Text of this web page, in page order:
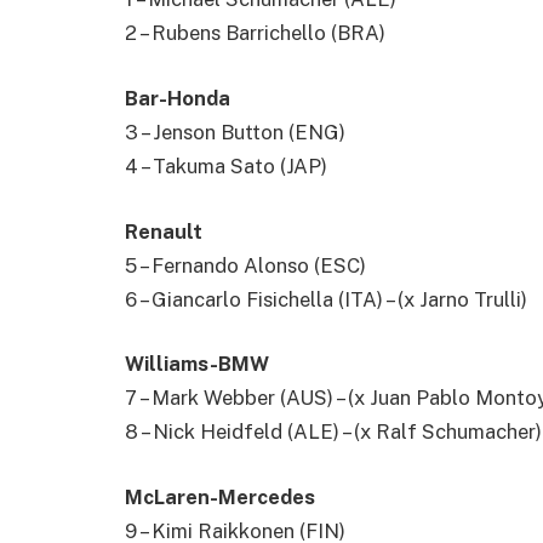
2 – Rubens Barrichello (BRA)
Bar-Honda
3 – Jenson Button (ENG)
4 – Takuma Sato (JAP)
Renault
5 – Fernando Alonso (ESC)
6 – Giancarlo Fisichella (ITA) – (x Jarno Trulli)
Williams-BMW
7 – Mark Webber (AUS) – (x Juan Pablo
8 – Nick Heidfeld (ALE) – (x Ralf Schumacher)
McLaren-Mercedes
9 – Kimi Raikkonen (FIN)